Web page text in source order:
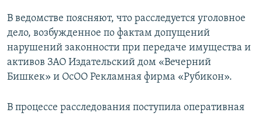
В ведомстве поясняют, что расследуется уголовное
дело, возбужденное по фактам допущений
нарушений законности при передаче имущества и
активов ЗАО Издательский дом «Вечерний
Бишкек» и ОсОО Рекламная фирма «Рубикон».
В процессе расследования поступила оперативная